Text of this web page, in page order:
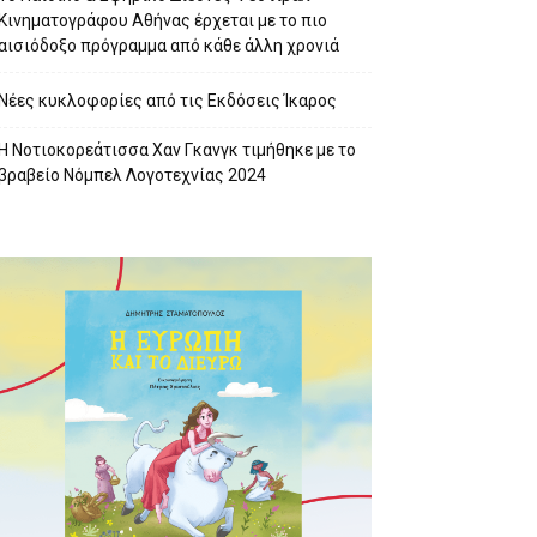
Αθήνας έρχεται με το πιο
πρόγραμμα από κάθε άλλη χρονιά
κυκλοφορίες από τις Εκδόσεις Ίκαρος
Νοτιοκορεάτισσα Χαν Γκανγκ τιμήθηκε με το
Νόμπελ Λογοτεχνίας 2024